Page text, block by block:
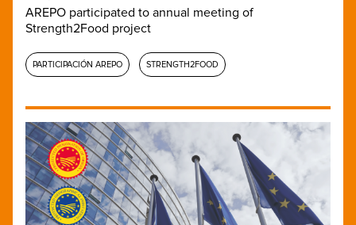
AREPO participated to annual meeting of
Strength2Food project
PARTICIPACIÓN AREPO STRENGTH2FOOD